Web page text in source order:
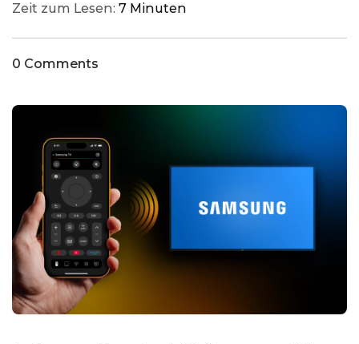
Zeit zum Lesen: 7 Minuten
0 Comments